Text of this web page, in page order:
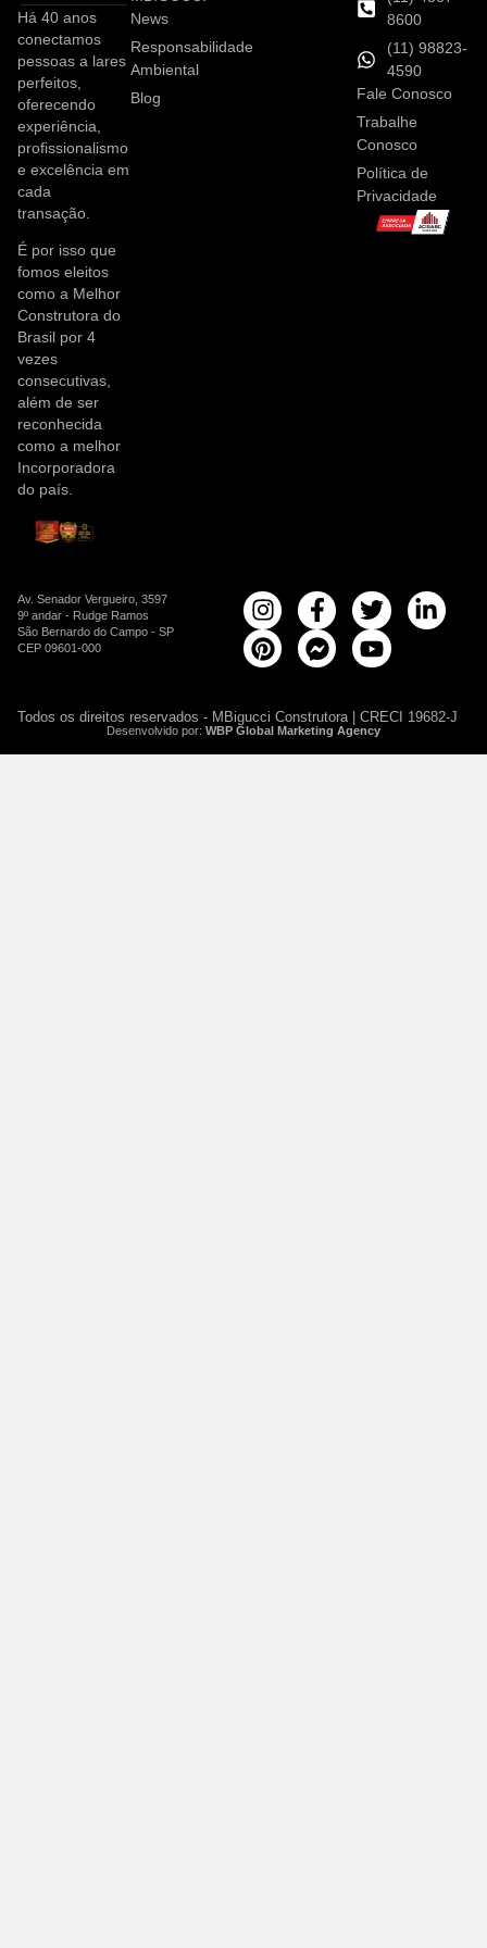
Há 40 anos
conectamos
pessoas a lares
perfeitos,
oferecendo
experiência,
profissionalismo
e excelência em
cada
transação.
É por isso que
fomos eleitos
como a Melhor
Construtora do
Brasil por 4
vezes
consecutivas,
além de ser
reconhecida
como a melhor
Incorporadora
do país.
News
Responsabilidade
Ambiental
Blog
8600
(11) 98823-
4590
Fale Conosco
Trabalhe
Conosco
Política de
Privacidade
Av. Senador Vergueiro, 3597
9º andar - Rudge Ramos
São Bernardo do Campo - SP
CEP 09601-000
Todos os direitos reservados - MBigucci Construtora | CRECI 19682-J
Desenvolvido por: WBP Global Marketing Agency